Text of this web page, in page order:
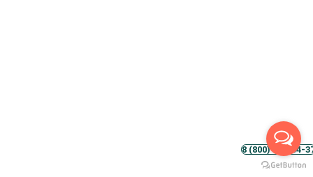
8 (800) 500-54-